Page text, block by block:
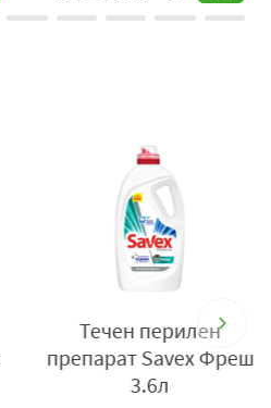
Течен перилен
препарат Savex Фреш
3.6л